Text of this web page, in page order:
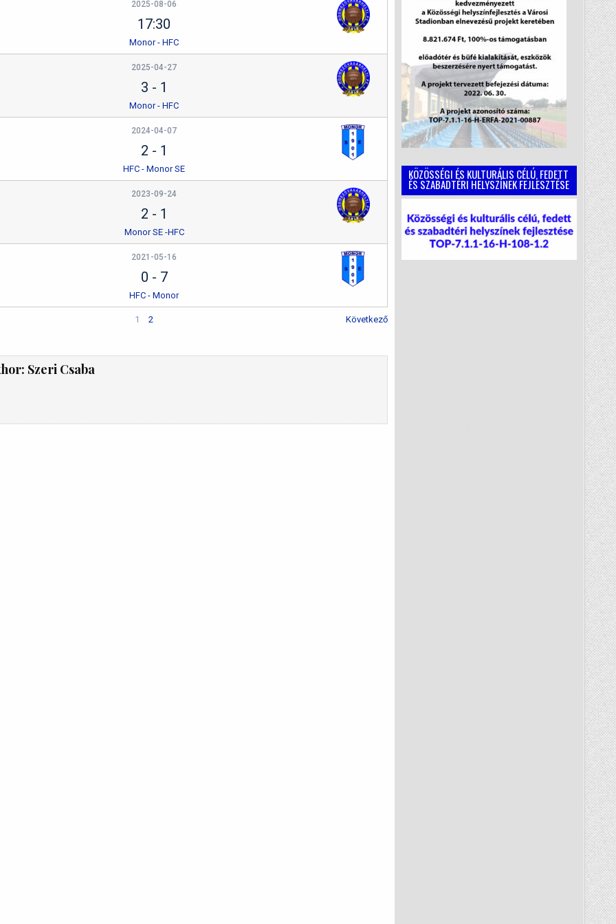
2025-08-06
17:30
Monor - HFC
2025-04-27
3 - 1
Monor - HFC
2024-04-07
2 - 1
HFC - Monor SE
2023-09-24
2 - 1
Monor SE -HFC
2021-05-16
0 - 7
HFC - Monor
1 2 Következő
Szeri Csaba
KÖZÖSSÉGI ÉS KULTURÁLIS CÉLÚ, FEDETT
ÉS SZABADTÉRI HELYSZÍNEK FEJLESZTÉSE